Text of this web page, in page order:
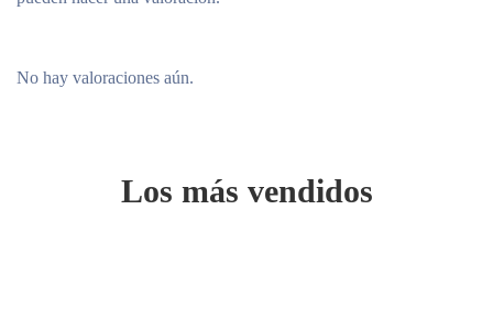
No hay valoraciones aún.
Los más vendidos